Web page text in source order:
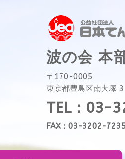
波の会 本
〒170-0005
東京都豊島区南大塚
TEL：03-
FAX：03-3202-7235